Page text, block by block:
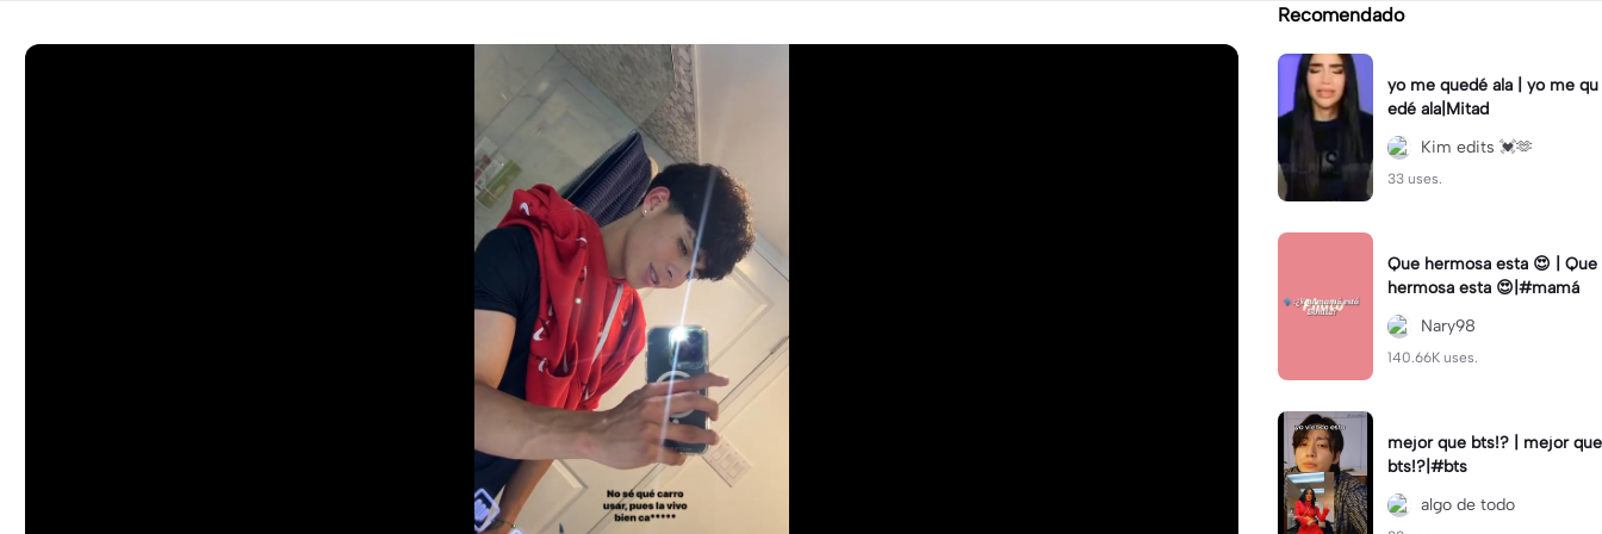
Recomendado
yo me quedé ala | yo me qu
edé ala|Mitad
Kim edits 💓🫶
33 uses.
Que hermosa esta 😍 | Que
hermosa esta 😍|#mamá
Nary98
140.66K uses.
mejor que bts!? | mejor que
bts!?|#bts
algo de todo